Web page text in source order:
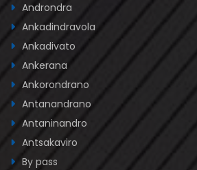
Androndra
Ankadindravola
Ankadivato
Ankerana
Ankorondrano
Antanandrano
Antaninandro
Antsakaviro
By pass